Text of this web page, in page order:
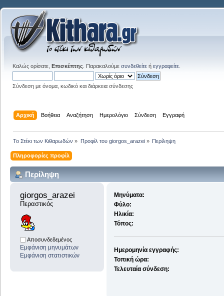
Καλώς ορίσατε, Επισκέπτης . Παρακαλούμε συνδεθείτε ή εγγραφείτε
Σύνδεση με όνομα, κωδικό και διάρκεια σύνδεσης
Αρχική Βοήθεια Αναζήτηση Ημερολόγιο Σύνδεση Εγγραφή
Το Στέκι των Κιθαρωδών » Προφίλ του giorgos_arazei» Περίληψη
Πληροφορίες προφίλ
Περίληψη
giorgos_arazei
Περαστικός
Αποσυνδεδεμένος
Εμφάνιση μηνυμάτων
Εμφάνιση στατιστικών
Μηνύματα:
Φύλο:
Ηλικία:
Τόπος:
Ημερομηνία εγγραφής:
Τοπική ώρα:
Τελευταία σύνδεση: